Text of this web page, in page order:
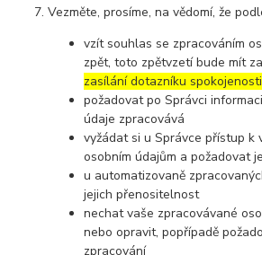
Vezměte, prosíme, na vědomí, že
vzít souhlas se zpracováním
zpět, toto zpětvzetí bude mít
zasílání dotazníku spokojenosti
požadovat po Správci
údaje zpracovává
vyžádat si u Správce přístup k
osobním údajům a požadovat
u automatizovaně
jejich přenositelnost
nechat vaše zpracovávané
nebo opravit, popřípadě
zpracování